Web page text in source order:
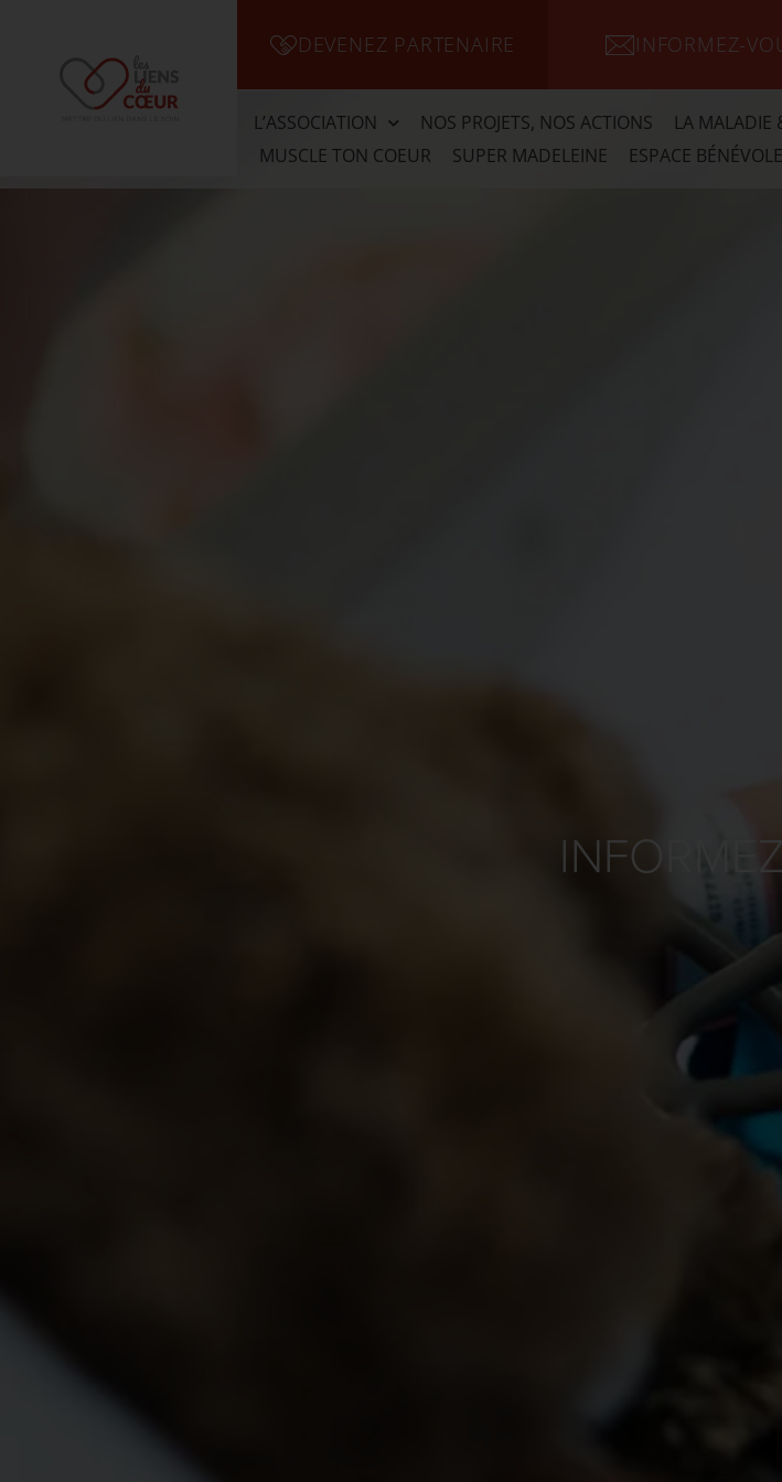
DEVENEZ PARTENAIRE INFORMEZ-
L’ASSOCIATION NOS PROJETS, NOS ACTIONS LA MALADIE
MUSCLE TON COEUR
SUPER MADELEINE ESPACE